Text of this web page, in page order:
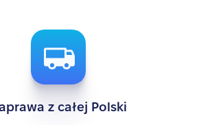
z całej Polski